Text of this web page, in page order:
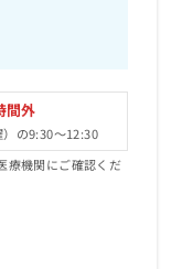
間外
の9:30～12:30
療機関にご確認くだ